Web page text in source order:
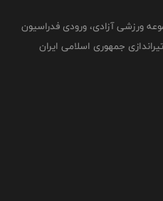
ورزشی آزادی، ورودی فدراسیون
جمهوری اسلامی ایران